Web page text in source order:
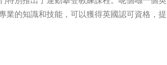
業的知識和技能，可以獲得英國認可資格，提